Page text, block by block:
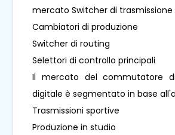
mercato Switcher di trasmissione
Cambiatori di produzione
Switcher di routing
Selettori di controllo principali
Il mercato del commutatore
digitale è segmentato in base
Trasmissioni sportive
Produzione in studio